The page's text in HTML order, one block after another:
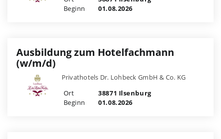
Beginn
01.08.2026
Ausbildung zum Hotelfachmann
(w/m/d)
Privathotels Dr. Lohbeck GmbH & Co. KG
Ort
38871 Ilsenburg
Beginn
01.08.2026